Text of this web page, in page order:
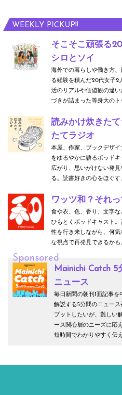
WEEKLY PICKUP!!
そこそこ頑張る
シロとソイ
海外での暮らしや働き方
る経験を積んだ20代女子2
活のリアルや価値観の違
づきが詰まった等身大のト
読みかけ炊きた
たてラジオ
本屋、作家、ブックデザ
をゆるやかに語るポッド
広がり、思いがけない発
る。読書好きの心をほぐす
ワッツ和？それ
食や衣、色、香り、文字
ひもとくポッドキャスト
性を行き来しながら、何
な視点で再発見できるかも
Sponsored
Mainichi Catch 5
ニュース
毎日新聞の朝刊1面記事
解説する5分間のニュー
プットしたいが、難しい
ース関心層のニーズに応
短時間でわかりやすく伝